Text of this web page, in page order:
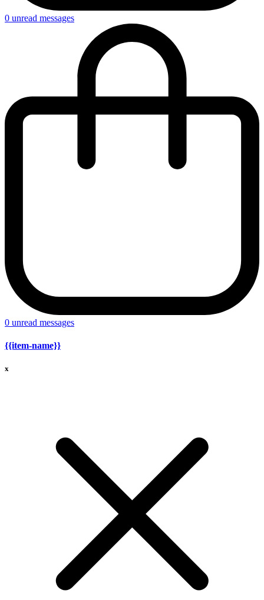
0 unread messages
0 unread messages
{{item-name}}
x